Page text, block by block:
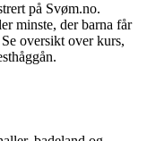
på Svøm.no.
minste, der barna får
Se oversikt over kurs,
.